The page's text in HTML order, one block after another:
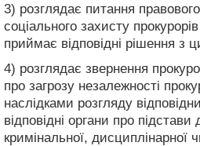
3) розглядає питання
соціального захисту
приймає відповідні рішення з
4) розглядає звернення
про загрозу незалежності
наслідками розгляду
відповідні органи про
кримінальної, дисциплінарної